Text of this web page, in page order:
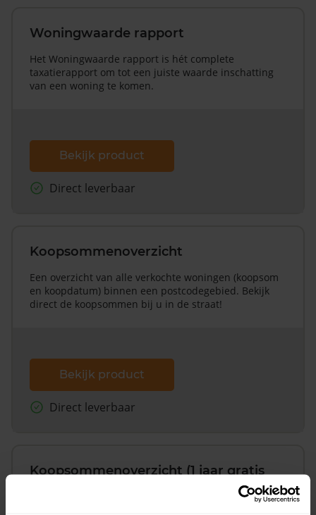
Woningwaarde rapport
Het Woningwaarde rapport is hét complete
taxatierapport om tot een juiste waarde inschatting
van een woning te komen.
Bekijk product
Direct leverbaar
Koopsommenoverzicht
Een overzicht van alle verkochte woningen (koopsom
en koopdatum) binnen een postcodegebied. Bekijk
direct de koopsommen bij u in de straat!
Bekijk product
Direct leverbaar
Koopsommenoverzicht (1 jaar gratis